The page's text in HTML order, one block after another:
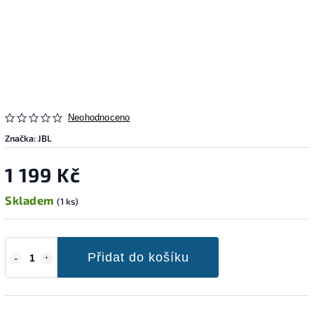
Neohodnoceno
Značka: JBL
1 199 Kč
Skladem (1 ks)
Přidat do košíku